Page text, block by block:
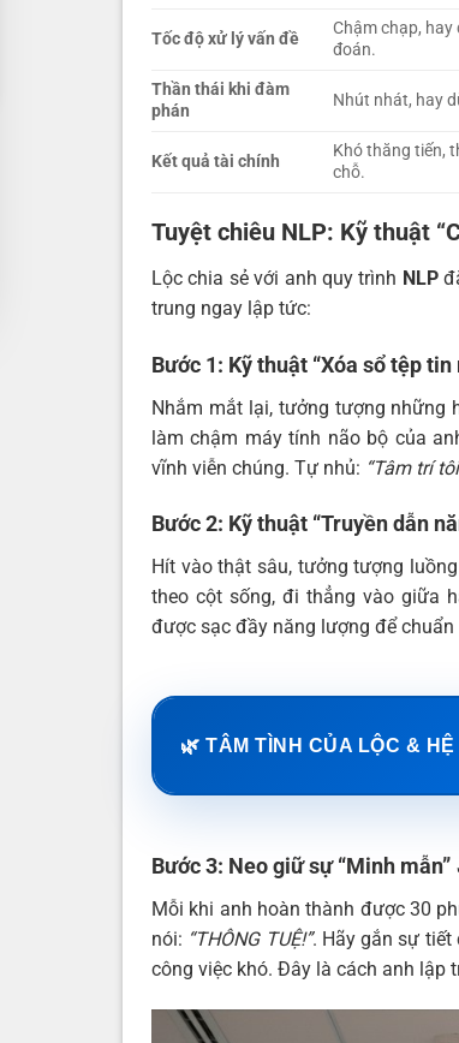
Tốc độ xử lý vấn đề
Chậm chạp, hay
đoán.
Thần thái khi đàm
phán
Nhút nhát, hay
Kết quả tài chính
Khó thăng tiến,
chỗ.
Tuyệt chiêu NLP: Kỹ thuật
Lộc chia sẻ với anh quy trình NLP
trung ngay lập tức:
Bước 1: Kỹ thuật “Xóa sổ tệp
Nhắm mắt lại, tưởng tượng những
làm chậm máy tính não bộ của
vĩnh viễn chúng. Tự nhủ: “Tâm trí
Bước 2: Kỹ thuật “Truyền dẫn
Hít vào thật sâu, tưởng tượng luồng
theo cột sống, đi thẳng vào giữa
được sạc đầy năng lượng để chuẩn
🌿 TÂM TÌNH CỦA LỘC & HỆ
Bước 3: Neo giữ sự “Minh mẫn”
Mỗi khi anh hoàn thành được 30
nói: “THÔNG TUỆ!”. Hãy gắn sự tiết
công việc khó. Đây là cách anh lập